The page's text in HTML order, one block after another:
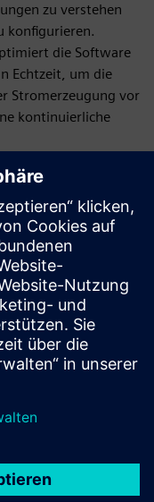
zu verstehen
konfigurieren.
die Software
Echtzeit, um die
Stromerzeugung vor
kontinuierliche